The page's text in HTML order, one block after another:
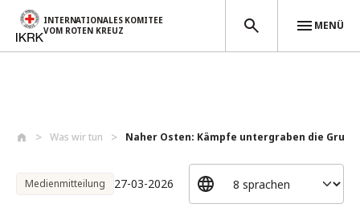
INTERNATIONALES KOMITEE
VOM ROTEN KREUZ
MENÜ
Was wir tun Naher Osten: Kämpfe untergraben die Grun...
Medienmitteilung 27-03-2026